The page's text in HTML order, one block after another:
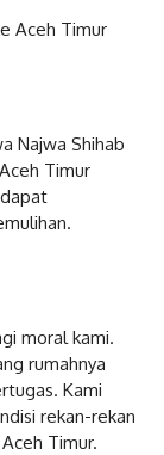
Aceh Timur
Najwa Shihab
Timur
moral kami.
rumahnya
Kami
rekan-rekan
Timur.